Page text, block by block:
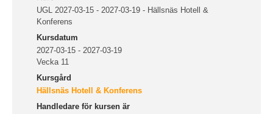
UGL 2027-03-15 - 2027-03-19 - Hällsnäs Hotell &
Konferens
Kursdatum
2027-03-15 - 2027-03-19
Vecka 11
Kursgård
Hällsnäs Hotell & Konferens
Handledare för kursen är